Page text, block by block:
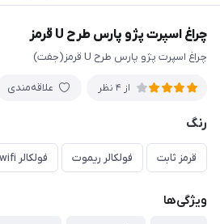
چراغ اسپرت پژو پارس طرح U قرمز
چراغ اسپرت پژو پارس طرح U قرمز(جفت)
از 4 نظر علاقه‌مندی
رنگ
قرمز ثابت فولکالر ریموت فولکالر wifi
ویژگی‌ها